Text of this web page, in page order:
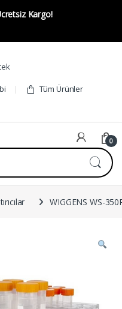
Kargo!
Tüm Ürünler
0
WIGGENS WS-